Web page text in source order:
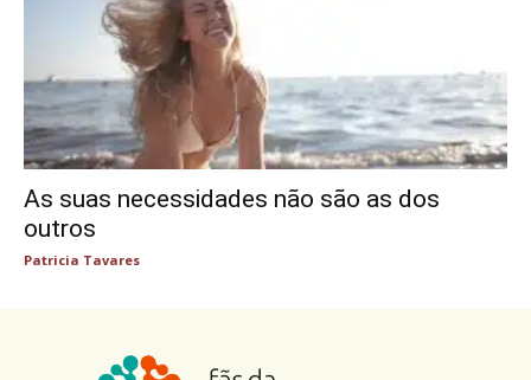
As suas necessidades não são as dos
outros
Patricia Tavares